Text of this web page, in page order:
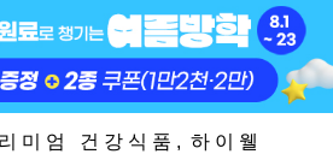
미 엄 건 강 식 품 , 하 이 웰